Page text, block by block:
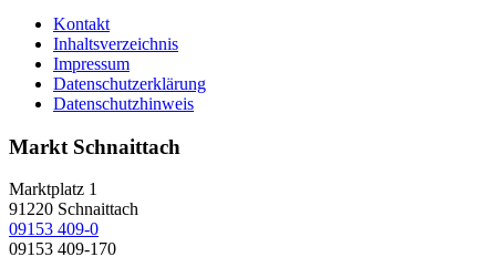
Kontakt
Inhaltsverzeichnis
Impressum
Datenschutzerklärung
Datenschutzhinweis
Markt Schnaittach
Marktplatz 1
91220 Schnaittach
09153 409-0
09153 409-170